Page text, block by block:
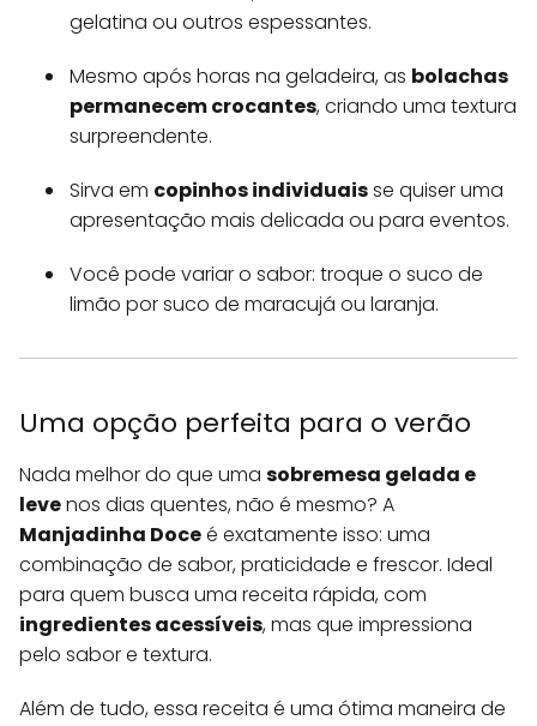
gelatina ou outros espessantes.
Mesmo após horas na geladeira, as bolachas
permanecem crocantes, criando uma textura
surpreendente.
Sirva em copinhos individuaisse quiser uma
apresentação mais delicada ou para eventos.
Você pode variar o sabor: troque o suco de
limão por suco de maracujá ou laranja.
Uma opção perfeita para o verão
Nada melhor do que uma sobremesa gelada e
levenos dias quentes, não é mesmo? A
Manjadinha Doceé exatamente isso: uma
combinação de sabor, praticidade e frescor. Ideal
para quem busca uma receita rápida, com
ingredientes acessíveis, mas que impressiona
pelo sabor e textura.
Além de tudo, essa receita é uma ótima maneira de